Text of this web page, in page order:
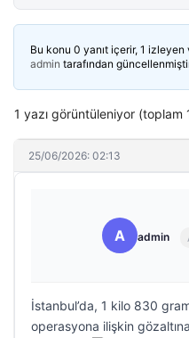
Bu konu 0 yanıt içerir, 1 izleyen
admin tarafından
1 yazı görüntüleniyor (toplam
25/06/2026: 02:13
A admin
İstanbul’da, 1 kilo 830
operasyona ilişkin